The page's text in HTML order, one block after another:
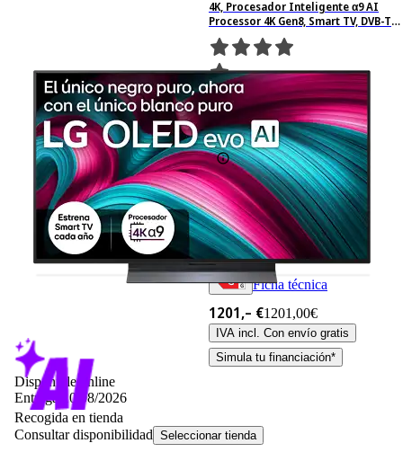
Ficha técnica
4K, Procesador Inteligente α9 AI
Processor 4K Gen8, Smart TV, DVB-T2
(H.265), Negro
Basado en 8562
valoraciones
1201,– €1201,00€
IVA incl. Con envío gratis
Simula tu financiación*
Disponible online
Entrega 10/08/2026
Recogida en tienda
Consultar disponibilidad Seleccionar tienda